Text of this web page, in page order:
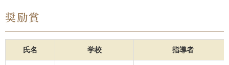
奨励賞
氏名 学校 指導者